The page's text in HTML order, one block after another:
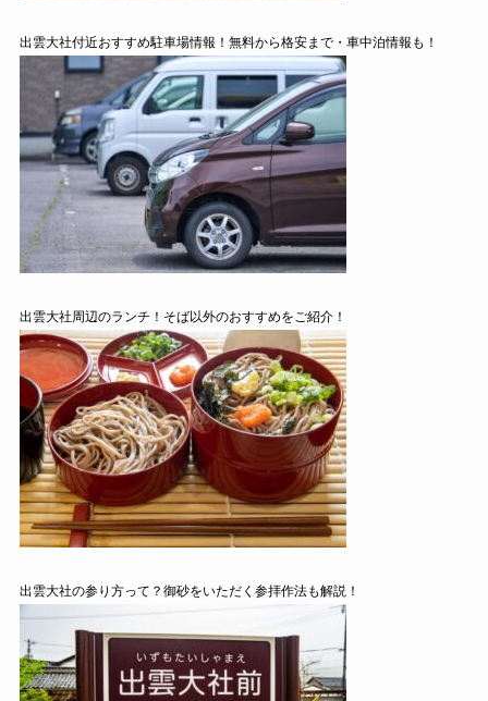
出雲大社付近おすすめ駐車場情報！無料から格安まで・車中泊情報も！
出雲大社周辺のランチ！そば以外のおすすめをご紹介！
出雲大社の参り方って？御砂をいただく参拝作法も解説！